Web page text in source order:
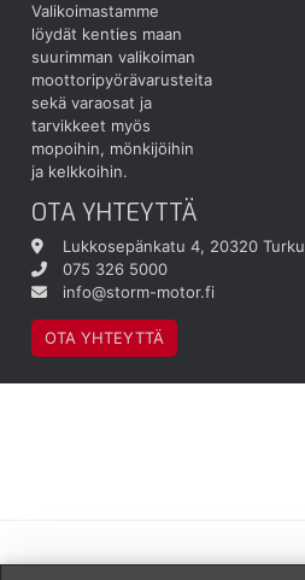
Valikoimastamme
löydät kenties maan
suurimman valikoiman
moottoripyörävarusteita
sekä varaosat ja
tarvikkeet myös
mopoihin, mönkijöihin
ja kelkkoihin.
OTA YHTEYTTÄ
Lukkosepänkatu 4, 20320 Turku
075 326 5000
info@storm-motor.fi
OTA YHTEYTTÄ